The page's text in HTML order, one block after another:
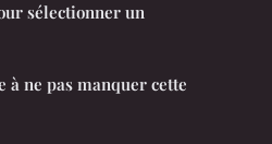
sélectionner un
à ne pas manquer cette